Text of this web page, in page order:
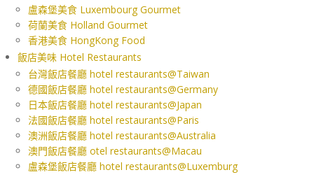
盧森堡美食 Luxembourg Gourmet
荷蘭美食 Holland Gourmet
香港美食 HongKong Food
飯店美味 Hotel Restaurants
台灣飯店餐廳 hotel restaurants@Taiwan
德國飯店餐廳 hotel restaurants@Germany
日本飯店餐廳 hotel restaurants@Japan
法國飯店餐廳 hotel restaurants@Paris
澳洲飯店餐廳 hotel restaurants@Australia
澳門飯店餐廳 otel restaurants@Macau
盧森堡飯店餐廳 hotel restaurants@Luxemburg